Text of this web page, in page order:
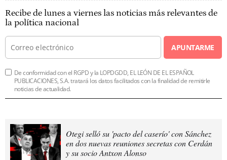
Recibe de lunes a viernes las noticias más relevantes de
la política nacional
APUNTARME
De conformidad con el RGPD y la LOPDGDD, EL LEÓN DE EL ESPAÑOL
PUBLICACIONES, S.A. tratará los datos facilitados con la finalidad de remitirle
noticias de actualidad.
Otegi selló su 'pacto del caserío' con Sánchez
en dos nuevas reuniones secretas con Cerdán
y su socio Antxon Alonso